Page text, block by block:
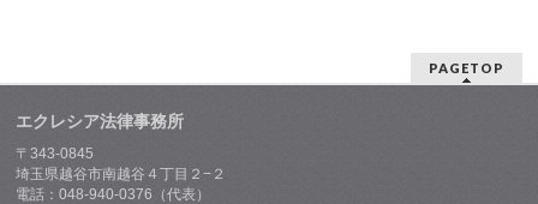
PAGETOP
エクレシア法律事務所
〒343-0845
埼玉県越谷市南越谷４丁目２−２
電話：048-940-0376（代表）